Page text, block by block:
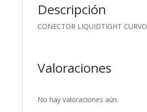
Descripción
CONECTOR LIQUIDTIGHT
Valoraciones
No hay valoraciones aún.